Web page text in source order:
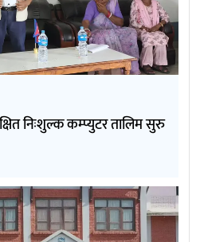
निःशुल्क कम्प्युटर तालिम सुरु